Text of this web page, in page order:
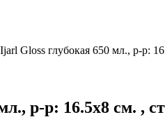
Gloss глубокая 650 мл., р-р:
р-р: 16.5х8 см. ,